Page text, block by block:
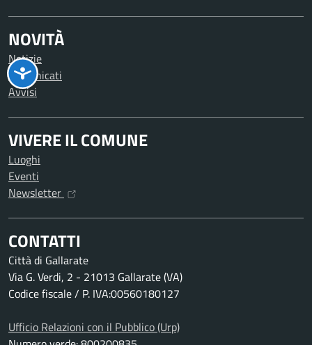
NOVITÀ
Notizie
Comunicati
Avvisi
VIVERE IL COMUNE
Luoghi
Eventi
Newsletter
CONTATTI
Città di Gallarate
Via G. Verdi, 2 - 21013 Gallarate (VA)
Codice fiscale / P. IVA:00560180127
Ufficio Relazioni con il Pubblico (Urp)